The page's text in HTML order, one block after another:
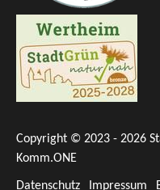
Copyright © 2023 - 2026
Komm.ONE
Datenschutz Impressum